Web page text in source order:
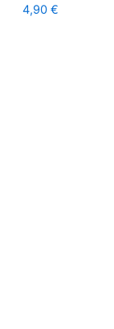
4,90 €